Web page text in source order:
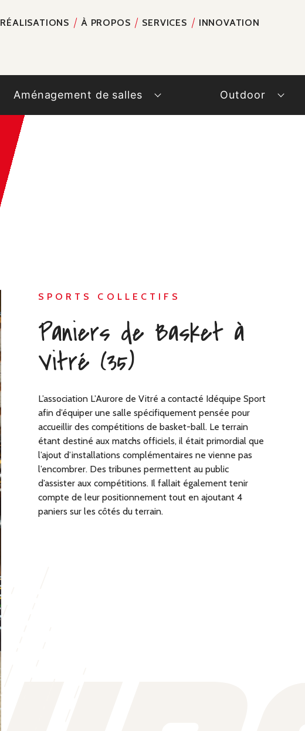
RÉALISATIONS À PROPOS SERVICES INNOVATION
Aménagement de salles Outdoor
SPORTS COLLECTIFS
Paniers de Basket à
Vitré (35)
L’association L’Aurore de Vitré a contacté Idéquipe Sport
afin d’équiper une salle spécifiquement pensée pour
accueillir des compétitions de basket-ball. Le terrain
étant destiné aux matchs officiels, il était primordial que
l’ajout d’installations complémentaires ne vienne pas
l’encombrer. Des tribunes permettent au public
d’assister aux compétitions. Il fallait également tenir
compte de leur positionnement tout en ajoutant 4
paniers sur les côtés du terrain.